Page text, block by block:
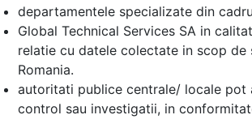
departamentele specializate din
Global Technical Services SA in
relatie cu datele colectate in scop
Romania.
autoritati publice centrale/ locale pot
control sau investigatii, in